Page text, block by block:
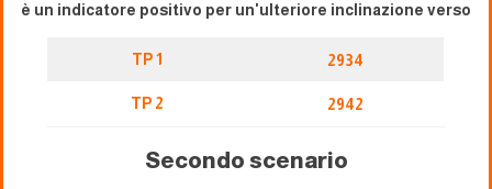
è un indicatore positivo per un'ulteriore inclinazione verso
TP 1 2934
TP 2 2942
Secondo scenario